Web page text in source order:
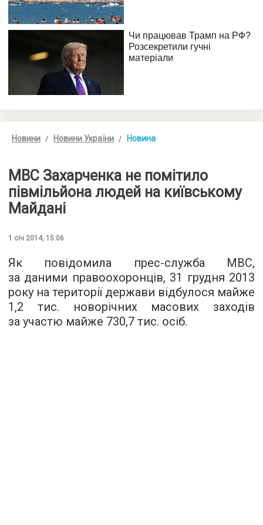
Новини Новини України Новина
МВС Захарченка не помітило
півмільйона людей на київському
Майдані
1 січ 2014, 15:06
Як повідомила прес-служба МВС,
за даними правоохоронців, 31 грудня 2013
року на території держави відбулося майже
1,2 тис. новорічних масових заходів
за участю майже 730,7 тис. осіб.